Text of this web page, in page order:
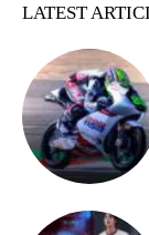
LATEST